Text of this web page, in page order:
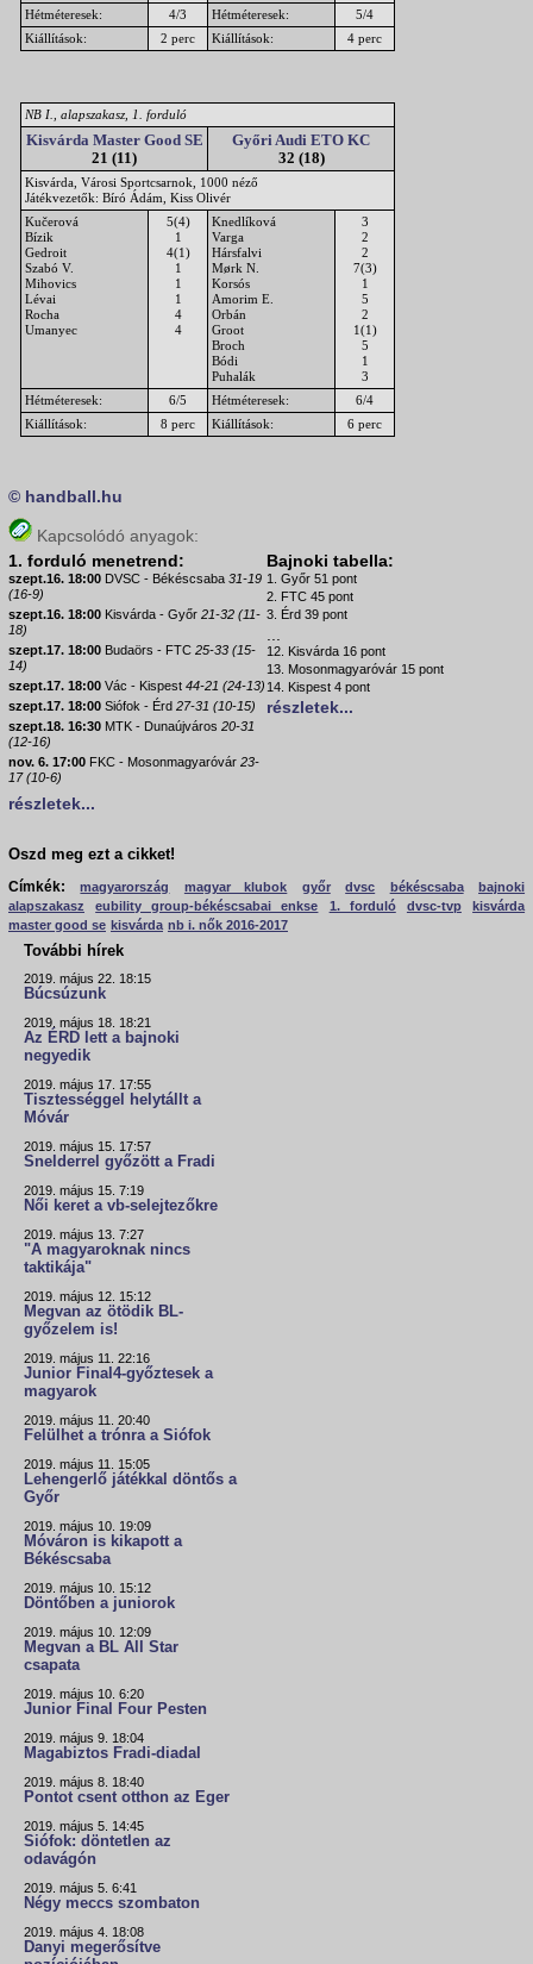
Hétméteresek: 4/3 Hétméteresek:
5/4
Kiállítások:
2 perc Kiállítások: 4 perc
NB I., alapszakasz, 1. forduló
Kisvárda Master Good SE
21 (11)
Győri Audi ETO KC
32 (18)
Kisvárda, Városi Sportcsarnok, 1000 néző
Játékvezetők: Bíró Ádám, Kiss Olivér
Kučerová
Bízik
Gedroit
Szabó V.
Mihovics
Lévai
Rocha
Umanyec
5(4)
1
4(1)
1
1
1
4
4
Knedlíková
Varga
Hársfalvi
Mørk N.
Korsós
Amorim E.
Orbán
Groot
Broch
Bódi
Puhalák
3
2
2
7(3)
1
5
2
1(1)
5
1
3
Hétméteresek:
6/5 Hétméteresek:
6/4
Kiállítások:
8 perc Kiállítások: 6 perc
© handball.hu
Kapcsolódó anyagok:
1. forduló menetrend:
szept.16. 18:00 DVSC - Békéscsaba 31-19
(16-9)
szept.16. 18:00 Kisvárda - Győr 21-32 (11-
18)
szept.17. 18:00 Budaörs - FTC 25-33 (15-
14)
szept.17. 18:00 Vác - Kispest 44-21 (24-13)
szept.17. 18:00 Siófok - Érd 27-31 (10-15)
szept.18. 16:30 MTK - Dunaújváros 20-31
(12-16)
nov. 6. 17:00 FKC - Mosonmagyaróvár 23-
17 (10-6)
részletek...
Bajnoki tabella:
1. Győr 51 pont
2. FTC 45 pont
3. Érd 39 pont
...
12. Kisvárda 16 pont
13. Mosonmagyaróvár 15 pont
14. Kispest 4 pont
részletek...
Oszd meg ezt a cikket!
Címkék:
magyarország magyar klubok győr dvsc békéscsaba
bajnoki
alapszakasz
eubility group-békéscsabai enkse 1. forduló dvsc-tvp
kisvárda
master good se kisvárda nb i. nők 2016-2017
További hírek
2019. május 22. 18:15
Búcsúzunk
2019. május 18. 18:21
Az ÉRD lett a bajnoki
negyedik
2019. május 17. 17:55
Tisztességgel helytállt a
Móvár
2019. május 15. 17:57
Snelderrel győzött a Fradi
2019. május 15. 7:19
Női keret a vb-selejtezőkre
2019. május 13. 7:27
"A magyaroknak nincs
taktikája"
2019. május 12. 15:12
Megvan az ötödik BL-
győzelem is!
2019. május 11. 22:16
Junior Final4-győztesek a
magyarok
2019. május 11. 20:40
Felülhet a trónra a Siófok
2019. május 11. 15:05
Lehengerlő játékkal döntős a
Győr
2019. május 10. 19:09
Móváron is kikapott a
Békéscsaba
2019. május 10. 15:12
Döntőben a juniorok
2019. május 10. 12:09
Megvan a BL All Star
csapata
2019. május 10. 6:20
Junior Final Four Pesten
2019. május 9. 18:04
Magabiztos Fradi-diadal
2019. május 8. 18:40
Pontot csent otthon az Eger
2019. május 5. 14:45
Siófok: döntetlen az
odavágón
2019. május 5. 6:41
Négy meccs szombaton
2019. május 4. 18:08
Danyi megerősítve